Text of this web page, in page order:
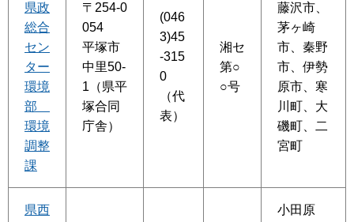
県政
総合
セン
ター
環境
部
環境
調整
課
〒254-0
054
平塚市
中里50-
1（県平
塚合同
庁舎）
(046
3)45
-315
0
（代
表）
湘セ
第○
○号
藤沢市、
茅ヶ崎
市、秦野
市、伊勢
原市、寒
川町、大
磯町、二
宮町
県西
小田原